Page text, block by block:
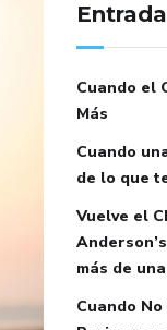
Cuando el
Más
Cuando
de lo que
Vuelve el
más de
Cuando